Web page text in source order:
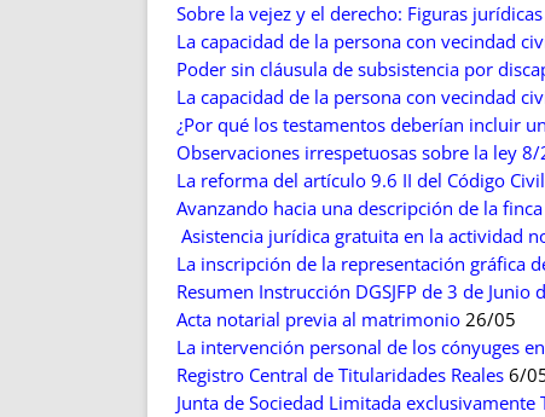
Sobre la vejez y el derecho: Figuras
La capacidad de la persona con vecindad
Poder sin cláusula de subsistencia por
La capacidad de la persona con vecindad
¿Por qué los testamentos deberían incluir
Observaciones irrespetuosas sobre la ley
La reforma del artículo 9.6 II del Código
Avanzando hacia una descripción de la
Asistencia jurídica gratuita en la actividad
La inscripción de la representación gráfica
Resumen Instrucción DGSJFP de 3 de
Acta notarial previa al matrimonio26/05
La intervención personal de los cónyuges
Registro Central de Titularidades Reales6/
Junta de Sociedad Limitada exclusivamente